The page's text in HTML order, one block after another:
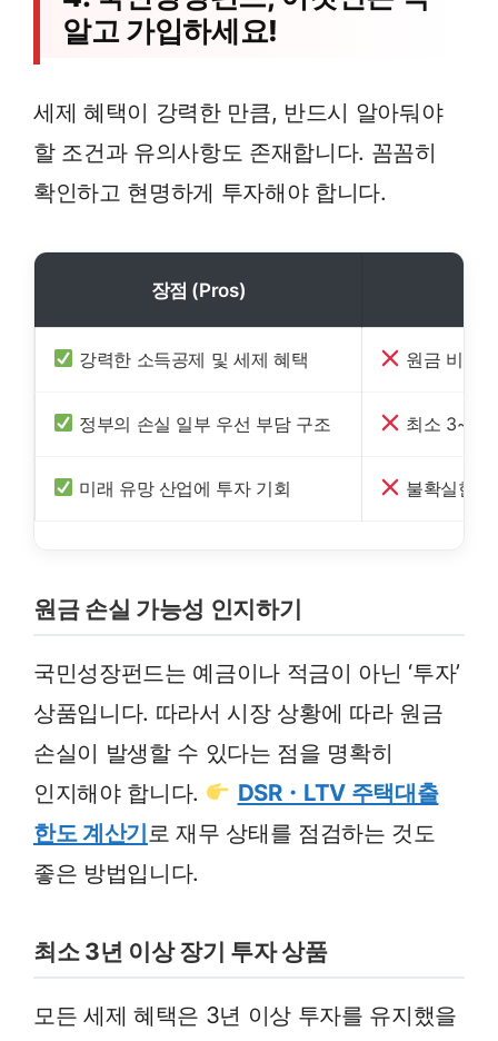
알고 가입하세요!
세제 혜택이 강력한 만큼, 반드시 알아둬야
할 조건과 유의사항도 존재합니다. 꼼꼼히
확인하고 현명하게 투자해야 합니다.
장점 (Pros)
강력한 소득공제 및 세제 혜택 원금 비보
정부의 손실 일부 우선 부담 구조 최소 3~5
미래 유망 산업에 투자 기회 불확실한
원금 손실 가능성 인지하기
국민성장펀드는 예금이나 적금이 아닌 ‘투자’
상품입니다. 따라서 시장 상황에 따라 원금
손실이 발생할 수 있다는 점을 명확히
인지해야 합니다.
DSR・LTV 주택대출
한도 계산기로 재무 상태를 점검하는 것도
좋은 방법입니다.
최소 3년 이상 장기 투자 상품
모든 세제 혜택은 3년 이상 투자를 유지했을